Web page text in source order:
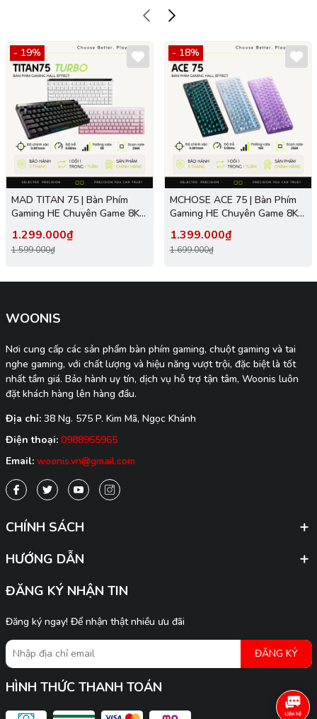
- 19%
MAD TITAN 75 | Bàn Phím
Gaming HE Chuyên Game 8K |
0.08ms, Accuracy 0.001mm,
RGB 16.8 Triệu Màu
1.299.000₫
1.599.000₫
- 18%
MCHOSE ACE 75 | Bàn Phím
Gaming HE Chuyên Game 8K |
0.08ms, Accuracy 0.001mm,
RGB 16.8 Triệu Màu
1.399.000₫
1.699.000₫
WOONIS
Nơi cung cấp các sản phẩm bàn phím gaming, chuột gaming và tai
nghe gaming, với chất lượng và hiệu năng vượt trội, đặc biệt là tốt
nhất tầm giá. Bảo hành uy tín, dịch vụ hỗ trợ tận tâm, Woonis luôn
đặt khách hàng lên hàng đầu.
Địa chỉ: 38 Ng. 575 P. Kim Mã, Ngọc Khánh
Điện thoại: 0988955965
Email: woonis.vn@gmail.com
CHÍNH SÁCH
HƯỚNG DẪN
ĐĂNG KÝ NHẬN TIN
Đăng ký ngay! Để nhận thật nhiều ưu đãi
ĐĂNG KÝ
HÌNH THỨC THANH TOÁN